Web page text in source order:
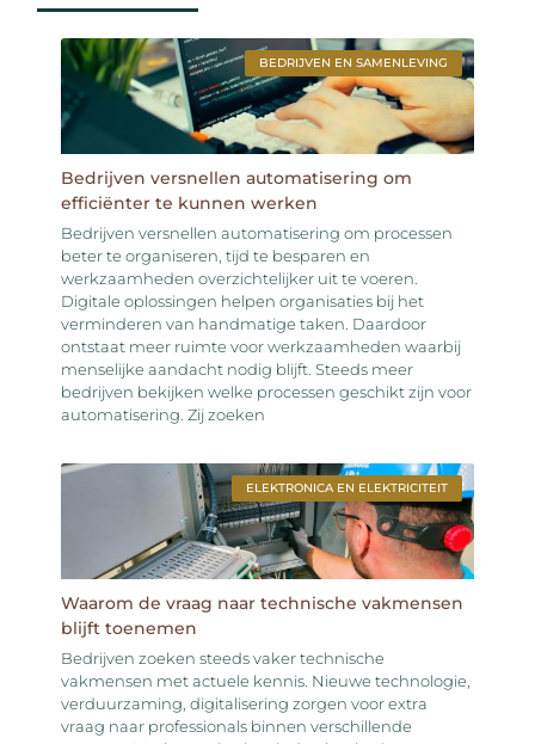
BEDRIJVEN EN SAMENLEVING
Bedrijven versnellen automatisering om
efficiënter te kunnen werken
Bedrijven versnellen automatisering om processen
beter te organiseren, tijd te besparen en
werkzaamheden overzichtelijker uit te voeren.
Digitale oplossingen helpen organisaties bij het
verminderen van handmatige taken. Daardoor
ontstaat meer ruimte voor werkzaamheden waarbij
menselijke aandacht nodig blijft. Steeds meer
bedrijven bekijken welke processen geschikt zijn voor
automatisering. Zij zoeken
ELEKTRONICA EN ELEKTRICITEIT
Waarom de vraag naar technische vakmensen
blijft toenemen
Bedrijven zoeken steeds vaker technische
vakmensen met actuele kennis. Nieuwe technologie,
verduurzaming, digitalisering zorgen voor extra
vraag naar professionals binnen verschillende